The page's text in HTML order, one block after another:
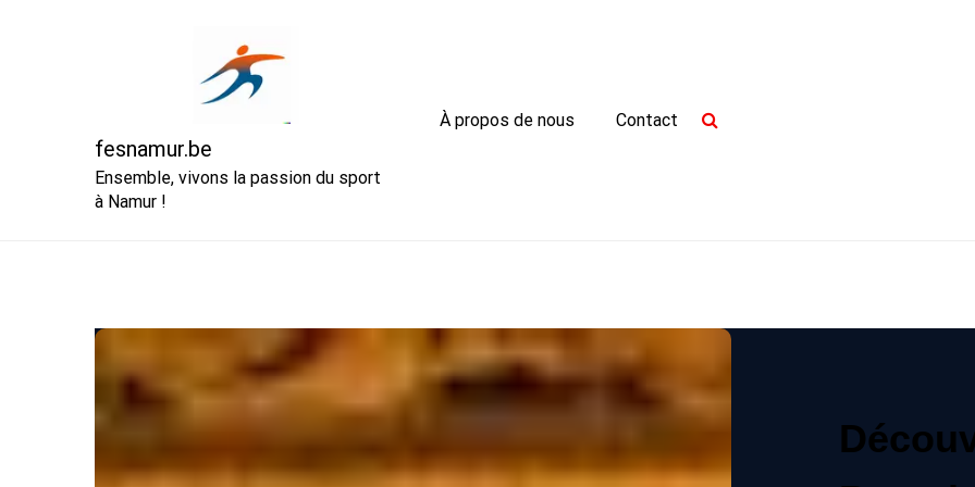
fesnamur.be
Ensemble, vivons la passion du sport
à Namur !
À propos de nous Contact